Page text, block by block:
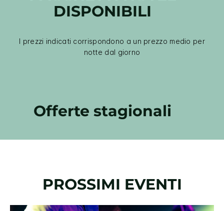
DISPONIBILI
I prezzi indicati corrispondono a un prezzo medio per
notte dal giorno
Offerte stagionali
PROSSIMI EVENTI
Slide